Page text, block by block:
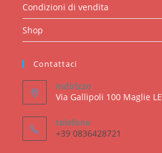
Condizioni di vendita
Shop
Contattaci
indirizzo
Via Gallipoli 100 Maglie LE
telefono
+39 0836428721